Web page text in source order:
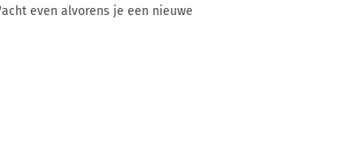
even alvorens je een nieuwe